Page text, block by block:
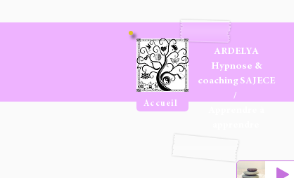
Accueil
ARDELYA
Hypnose &
coaching SAJECE
/